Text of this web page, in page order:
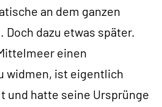
an dem ganzen
Doch dazu etwas später.
einen
widmen, ist eigentlich
und hatte seine Ursprünge